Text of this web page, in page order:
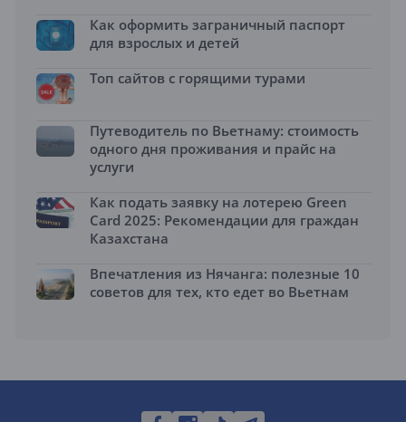
Как оформить заграничный паспорт
для взрослых и детей
Топ сайтов с горящими турами
Путеводитель по Вьетнаму: стоимость
одного дня проживания и прайс на
услуги
Как подать заявку на лотерею Green
Card 2025: Рекомендации для граждан
Казахстана
Впечатления из Нячанга: полезные 10
советов для тех, кто едет во Вьетнам